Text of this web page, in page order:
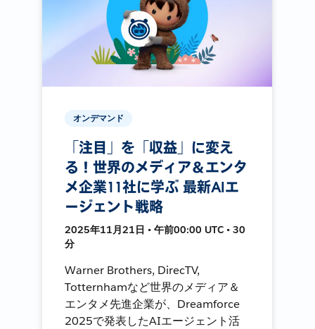
オンデマンド
「注目」を「収益」に変え
る！世界のメディア＆エンタ
メ企業11社に学ぶ 最新AIエ
ージェント戦略
2025年11月21日 • 午前00:00 UTC • 30
分
Warner Brothers, DirecTV,
Totternhamなど世界のメディア＆
エンタメ先進企業が、Dreamforce
2025で発表したAIエージェント活